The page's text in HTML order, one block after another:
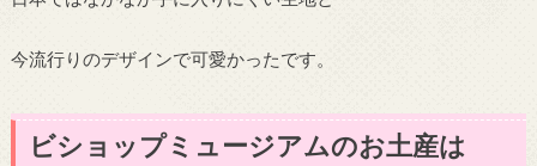
今流行りのデザインで可愛かったです。
ビショップミュージアムのお土産は